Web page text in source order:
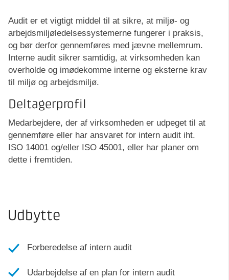
Audit er et vigtigt middel til at sikre, at miljø- og
arbejdsmiljøledelsessystemerne fungerer i praksis,
og bør derfor gennemføres med jævne mellemrum.
Interne audit sikrer samtidig, at virksomheden kan
overholde og imødekomme interne og eksterne krav
til miljø og arbejdsmiljø.
Deltagerprofil
Medarbejdere, der af virksomheden er udpeget til at
gennemføre eller har ansvaret for intern audit iht.
ISO 14001 og/eller ISO 45001, eller har planer om
dette i fremtiden.
Udbytte
Forberedelse af intern audit
Udarbejdelse af en plan for intern audit